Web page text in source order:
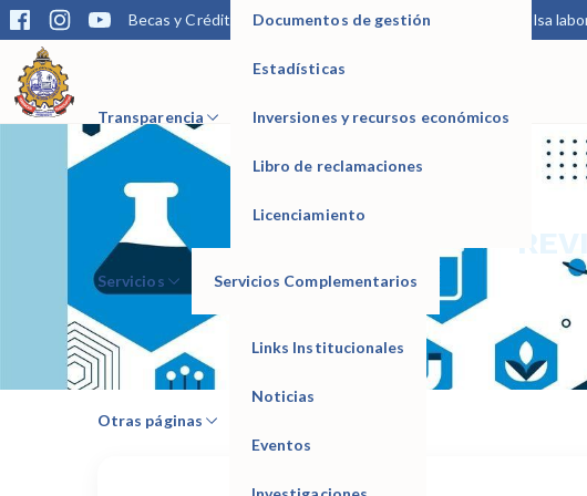
Becas y Créditos Matrícula Trámites Biblioteca Bolsa
IESTP Manuel Seoane Corrales
Transparencia
Documentos de gestión
Estadísticas
Inversiones y recursos económicos
Libro de reclamaciones
Licenciamiento
Servicios Servicios Complementarios
Otras páginas
Links Institucionales
Noticias
Eventos